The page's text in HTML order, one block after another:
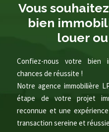
Vous
bien
louer
Confiez-nous votre bien
chances de réussite !
Notre agence immobilière
étape de votre projet
reconnue et une
transaction sereine et